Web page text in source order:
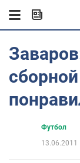
Футбол
13.06.2011